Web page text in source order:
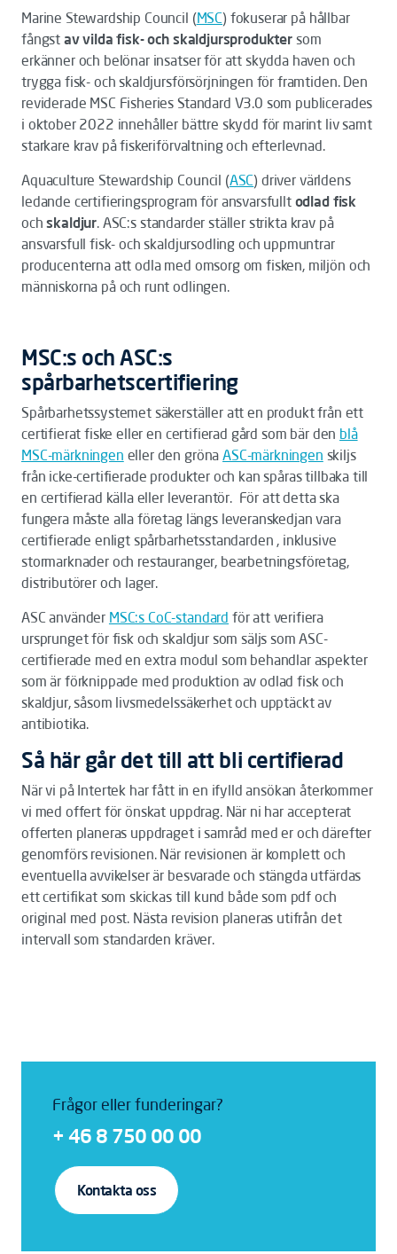
Marine Stewardship Council (MSC) fokuserar på hållbar
fångst av vilda fisk- och skaldjursproduktersom
erkänner och belönar insatser för att skydda haven och
trygga fisk- och skaldjursförsörjningen för framtiden. Den
reviderade MSC Fisheries Standard V3.0 som publicerades
i oktober 2022 innehåller bättre skydd för marint liv samt
starkare krav på fiskeriförvaltning och efterlevnad.
Aquaculture Stewardship Council (ASC) driver världens
ledande certifieringsprogram för ansvarsfullt odlad fisk
ochskaldjur. ASC:s standarder ställer strikta krav på
ansvarsfull fisk- och skaldjursodling och uppmuntrar
producenterna att odla med omsorg om fisken, miljön och
människorna på och runt odlingen.
MSC:s och ASC:s
spårbarhetscertifiering
Spårbarhetssystemet säkerställer att en produkt från ett
certifierat fiske eller en certifierad gård som bär den blå
MSC-märkningen eller den grönaASC-märkningen skiljs
från icke-certifierade produkter och kan spåras tillbaka till
en certifierad källa eller leverantör. För att detta ska
fungera måste alla företag längs leveranskedjan vara
certifierade enligt spårbarhetsstandarden , inklusive
stormarknader och restauranger, bearbetningsföretag,
distributörer och lager.
ASC använder MSC:s CoC-standard för att verifiera
ursprunget för fisk och skaldjur som säljs som ASC-
certifierade med en extra modul som behandlar aspekter
som är förknippade med produktion av odlad fisk och
skaldjur, såsom livsmedelssäkerhet och upptäckt av
antibiotika.
Så här går det till att bli certifierad
När vi på Intertek har fått in en ifylld ansökan återkommer
vi med offert för önskat uppdrag. När ni har accepterat
offerten planeras uppdraget i samråd med er och därefter
genomförs revisionen. När revisionen är komplett och
eventuella avvikelser är besvarade och stängda utfärdas
ett certifikat som skickas till kund både som pdf och
original med post. Nästa revision planeras utifrån det
intervall som standarden kräver.
Frågor eller funderingar?
+ 46 8 750 00 00
Kontakta oss